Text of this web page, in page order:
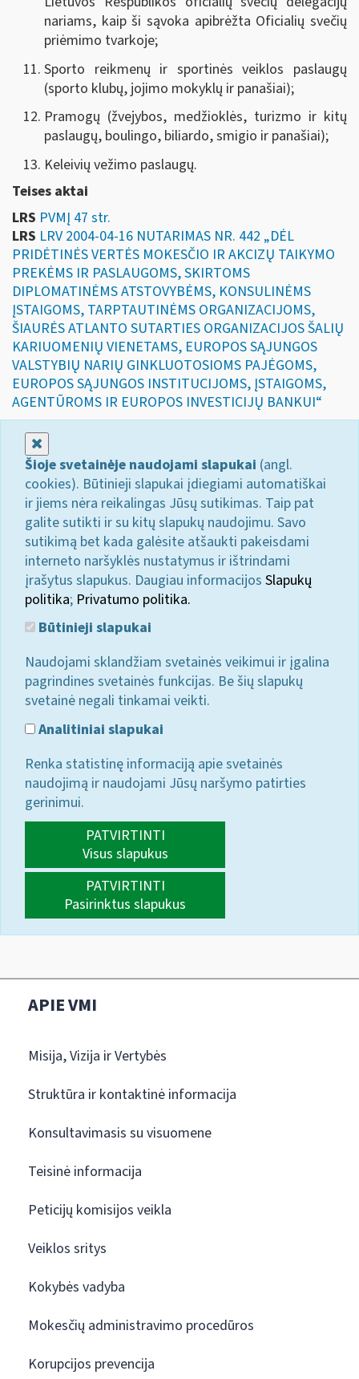
nariams, kaip ši sąvoka apibrėžta Oficialių svečių
priėmimo tvarkoje;
Sporto reikmenų ir sportinės veiklos paslaugų
(sporto klubų, jojimo mokyklų ir panašiai);
Pramogų (žvejybos, medžioklės, turizmo ir kitų
paslaugų, boulingo, biliardo, smigio ir panašiai);
Keleivių vežimo paslaugų.
Teises aktai
LRS PVMĮ 47 str.
LRS LRV 2004-04-16 NUTARIMAS NR. 442 „DĖL
PRIDĖTINĖS VERTĖS MOKESČIO IR AKCIZŲ TAIKYMO
PREKĖMS IR PASLAUGOMS, SKIRTOMS
DIPLOMATINĖMS ATSTOVYBĖMS, KONSULINĖMS
ĮSTAIGOMS, TARPTAUTINĖMS ORGANIZACIJOMS,
ŠIAURĖS ATLANTO SUTARTIES ORGANIZACIJOS ŠALIŲ
KARIUOMENIŲ VIENETAMS, EUROPOS SĄJUNGOS
VALSTYBIŲ NARIŲ GINKLUOTOSIOMS PAJĖGOMS,
EUROPOS SĄJUNGOS INSTITUCIJOMS, ĮSTAIGOMS,
AGENTŪROMS IR EUROPOS INVESTICIJŲ BANKUI“
Šioje svetainėje naudojami slapukai (angl.
cookies). Būtinieji slapukai įdiegiami automatiškai
ir jiems nėra reikalingas Jūsų sutikimas. Taip pat
galite sutikti ir su kitų slapukų naudojimu. Savo
sutikimą bet kada galėsite atšaukti pakeisdami
interneto naršyklės nustatymus ir ištrindami
įrašytus slapukus. Daugiau informacijos Slapukų
politika; Privatumo politika.
Būtinieji slapukai
Naudojami sklandžiam svetainės veikimui ir įgalina
pagrindines svetainės funkcijas. Be šių slapukų
svetainė negali tinkamai veikti.
Analitiniai slapukai
Renka statistinę informaciją apie svetainės
naudojimą ir naudojami Jūsų naršymo patirties
gerinimui.
PATVIRTINTI
Visus slapukus
PATVIRTINTI
Pasirinktus slapukus
APIE VMI
Misija, Vizija ir Vertybės
Struktūra ir kontaktinė informacija
Konsultavimasis su visuomene
Teisinė informacija
Peticijų komisijos veikla
Veiklos sritys
Kokybės vadyba
Mokesčių administravimo procedūros
Korupcijos prevencija